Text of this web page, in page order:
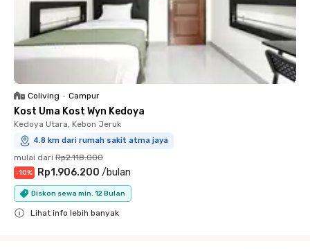
Coliving • Campur
Kost Uma Kost Wyn Kedoya
Kedoya Utara, Kebon Jeruk
4.8 km dari rumah sakit atma jaya
mulai dari Rp2.118.000
-10% Rp1.906.200 /bulan
Diskon sewa min. 12 Bulan
Lihat info lebih banyak